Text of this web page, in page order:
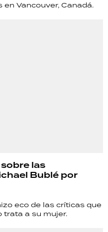
Vancouver, Canadá.
las
Bublé por
eco de las críticas que
trata a su mujer.